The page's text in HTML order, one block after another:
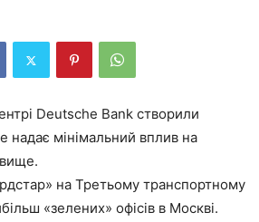
Deutsche Bank створили
надає мінімальний вплив на
на Третьому транспортному
«зелених» офісів в Москві.